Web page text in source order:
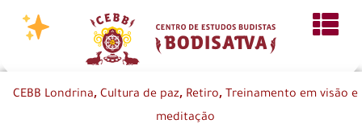
CEBB Londrina, Cultura de paz, Retiro, Treinamento em visão e
meditação